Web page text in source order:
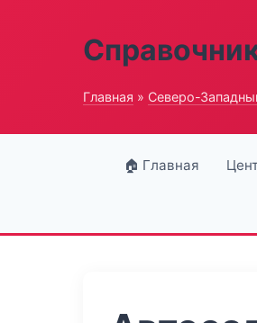
Главная » Северо-
🏠 Главная